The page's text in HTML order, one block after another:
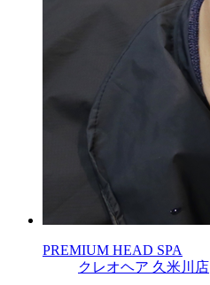
PREMIUM HEAD SPA
クレオヘア 久米川店